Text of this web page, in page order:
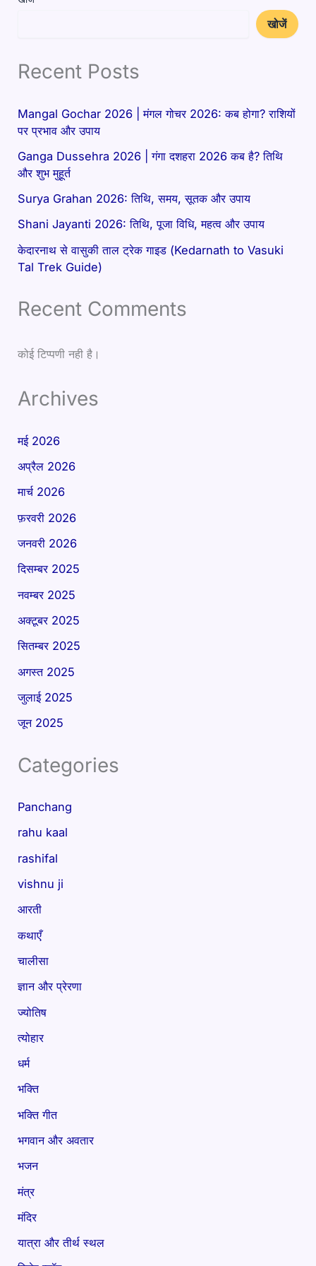
खोजें
Recent Posts
Mangal Gochar 2026 | मंगल गोचर 2026: कब होगा? राशियों
पर प्रभाव और उपाय
Ganga Dussehra 2026 | गंगा दशहरा 2026 कब है? तिथि
और शुभ मुहूर्त
Surya Grahan 2026: तिथि, समय, सूतक और उपाय
Shani Jayanti 2026: तिथि, पूजा विधि, महत्व और उपाय
केदारनाथ से वासुकी ताल ट्रेक गाइड (Kedarnath to Vasuki
Tal Trek Guide)
Recent Comments
कोई टिप्पणी नही है।
Archives
मई 2026
अप्रैल 2026
मार्च 2026
फ़रवरी 2026
जनवरी 2026
दिसम्बर 2025
नवम्बर 2025
अक्टूबर 2025
सितम्बर 2025
अगस्त 2025
जुलाई 2025
जून 2025
Categories
Panchang
rahu kaal
rashifal
vishnu ji
आरती
कथाएँ
चालीसा
ज्ञान और प्रेरणा
ज्योतिष
त्योहार
धर्म
भक्ति
भक्ति गीत
भगवान और अवतार
भजन
मंत्र
मंदिर
यात्रा और तीर्थ स्थल